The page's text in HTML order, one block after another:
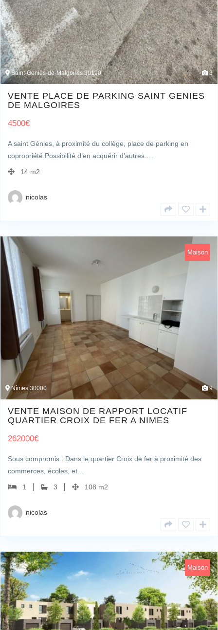
Saint-Geniès-de-Malgoirès 30190 3
VENTE PLACE DE PARKING SAINT GENIES
DE MALGOIRES
4500€
A saint Génies, à proximité du collège, place de parking en
copropriété.Possibilité d’en acquérir d’autres.…
14 m2
nicolas
Maison
Nîmes 30000 9
VENTE MAISON DE RAPPORT LOCATIF
QUARTIER CROIX DE FER A NIMES
262000€
Sous compromis : Dans le quartier Croix de fer à proximité des
commerces, écoles, et…
1 3 108 m2
nicolas
Maison